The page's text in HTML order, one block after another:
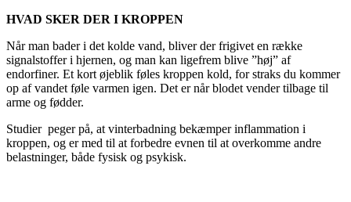
HVAD SKER DER I KROPPEN
Når man bader i det kolde vand, bliver der frigivet en række
signalstoffer i hjernen, og man kan ligefrem blive ”høj” af
endorfiner. Et kort øjeblik føles kroppen kold, for straks du kommer
op af vandet føle varmen igen. Det er når blodet vender tilbage til
arme og fødder.
Studier peger på, at vinterbadning bekæmper inflammation i
kroppen, og er med til at forbedre evnen til at overkomme andre
belastninger, både fysisk og psykisk.